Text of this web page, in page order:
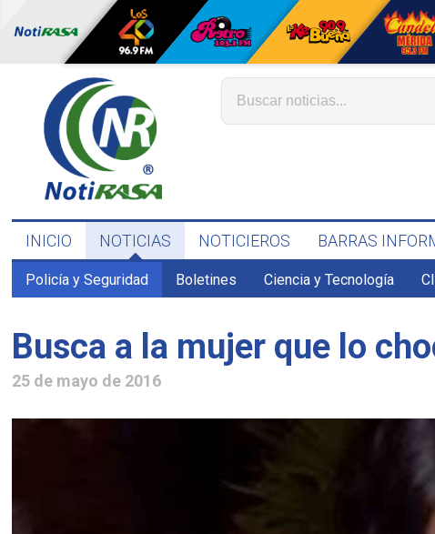
INICIO NOTICIAS NOTICIEROS BARRAS
Policía y Seguridad Boletines Ciencia y Tecnología
Busca a la mujer que lo
25 de mayo de 2016